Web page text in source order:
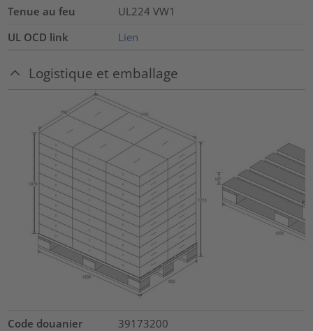
Tenue au feu
UL224 VW1
UL OCD link
Lien
Logistique et emballage
Code douanier
39173200